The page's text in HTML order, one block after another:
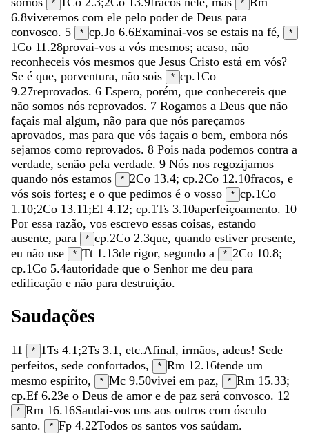
* *
6.8viveremos com ele pelo poder de Deus para
convosco. 5 * cp.Jo 6.6Examinai-vos se estais na fé, *
1Co 11.28provai-vos a vós mesmos; acaso, não
reconheceis vós mesmos que Jesus Cristo está em vós?
Se é que, porventura, não sois * cp.1Co
9.27reprovados. 6 Espero, porém, que conhecereis que
não somos nós reprovados. 7 Rogamos a Deus que não
façais mal algum, não para que nós pareçamos
aprovados, mas para que vós façais o bem, embora nós
sejamos como reprovados. 8 Pois nada podemos contra a
verdade, senão pela verdade. 9 Nós nos regozijamos
quando nós estamos * 2Co 13.4; cp.2Co 12.10fracos, e
vós sois fortes; e o que pedimos é o vosso * cp.1Co
1.10;2Co 13.11 ;Ef 4.12; cp.1Ts 3.10aperfeiçoamento. 10
Por essa razão, vos escrevo essas coisas, estando
ausente, para * cp.2Co 2.3que, quando estiver presente,
eu não use * Tt 1.13de rigor, segundo a * 2Co 10.8;
cp.1Co 5.4autoridade que o Senhor me deu para
edificação e não para destruição.
Saudações
11 * 1Ts 4.1 ;2Ts 3.1 , etc.Afinal, irmãos, adeus! Sede
perfeitos, sede confortados, * Rm 12.16tende um
mesmo espírito, * Mc 9.50vivei em paz, * Rm 15.33;
cp.Ef 6.23e o Deus de amor e de paz será convosco. 12
* Rm 16.16Saudai-vos uns aos outros com ósculo
santo. * Fp 4.22Todos os santos vos saúdam.